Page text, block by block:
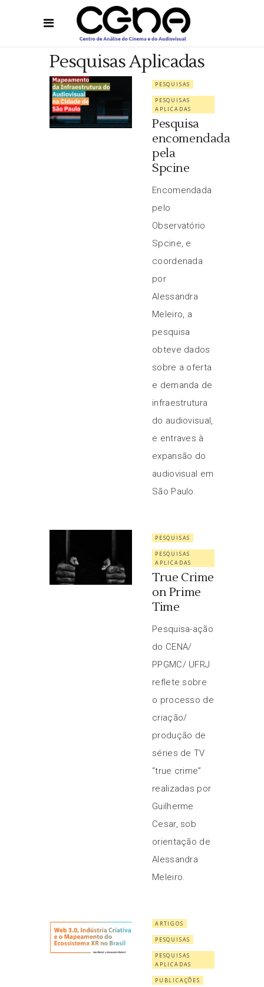
Pesquisas Aplicadas
PESQUISAS
PESQUISAS
APLICADAS
Pesquisa
encomendada
pela
Spcine
Encomendada
pelo
Observatório
Spcine, e
coordenada
por
Alessandra
Meleiro, a
pesquisa
obteve dados
sobre a oferta
e demanda de
infraestrutura
do audiovisual,
e entraves à
expansão do
audiovisual em
São Paulo.
PESQUISAS
PESQUISAS
APLICADAS
True Crime
on Prime
Time
Pesquisa-ação
do CENA/
PPGMC/ UFRJ
reflete sobre
o processo de
criação/
produção de
séries de TV
“true crime”
realizadas por
Guilherme
Cesar, sob
orientação de
Alessandra
Meleiro.
ARTIGOS
PESQUISAS
PESQUISAS
APLICADAS
PUBLICAÇÕES